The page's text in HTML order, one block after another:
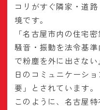
コリがすぐ隣家・道
境です。
「名古屋市内の住宅
騒音・振動を法令基
で粉塵を外に出さな
日のコミュニケーシ
要」とされています。
このように、名古屋